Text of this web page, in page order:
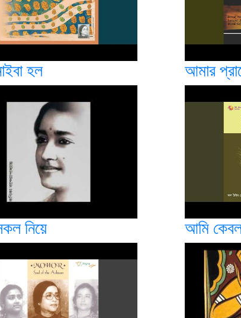
হল আমার
নিয়ে আমি